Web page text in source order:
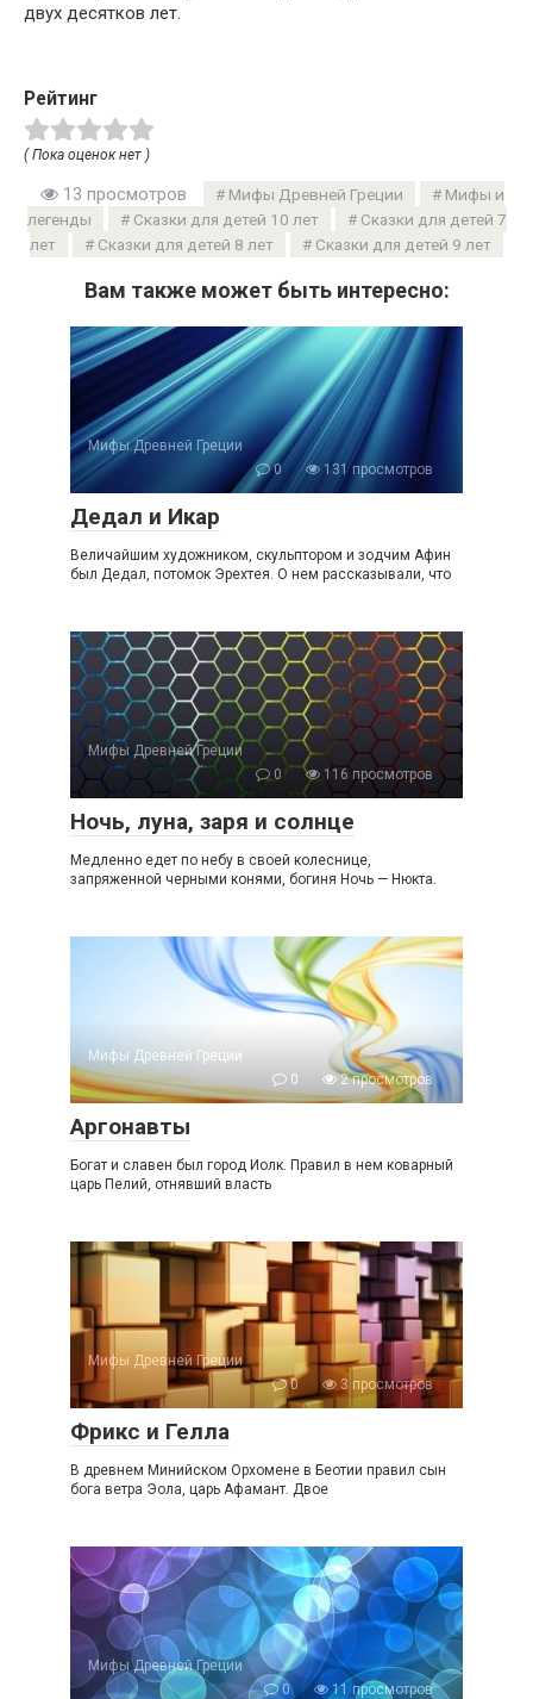
двух десятков лет.
Рейтинг
( Пока оценок нет )
13 просмотров Мифы Древней Греции
Мифы и
легенды
Сказки для детей 10 лет
Сказки для детей 7
лет
Сказки для детей 8 лет Сказки для детей 9 лет
Вам также может быть интересно:
Мифы Древней Греции
0
131 просмотров
Дедал и Икар
Величайшим художником, скульптором и зодчим Афин
был Дедал, потомок Эрехтея. О нем рассказывали, что
Мифы Древней Греции
0
116 просмотров
Ночь, луна, заря и солнце
Медленно едет по небу в своей колеснице,
запряженной черными конями, богиня Ночь — Нюкта.
Мифы Древней Греции
0
2 просмотров
Аргонавты
Богат и славен был город Иолк. Правил в нем коварный
царь Пелий, отнявший власть
Мифы Древней Греции
0
3 просмотров
Фрикс и Гелла
В древнем Минийском Орхомене в Беотии правил сын
бога ветра Эола, царь Афамант. Двое
Мифы Древней Греции
0
11 просмотров